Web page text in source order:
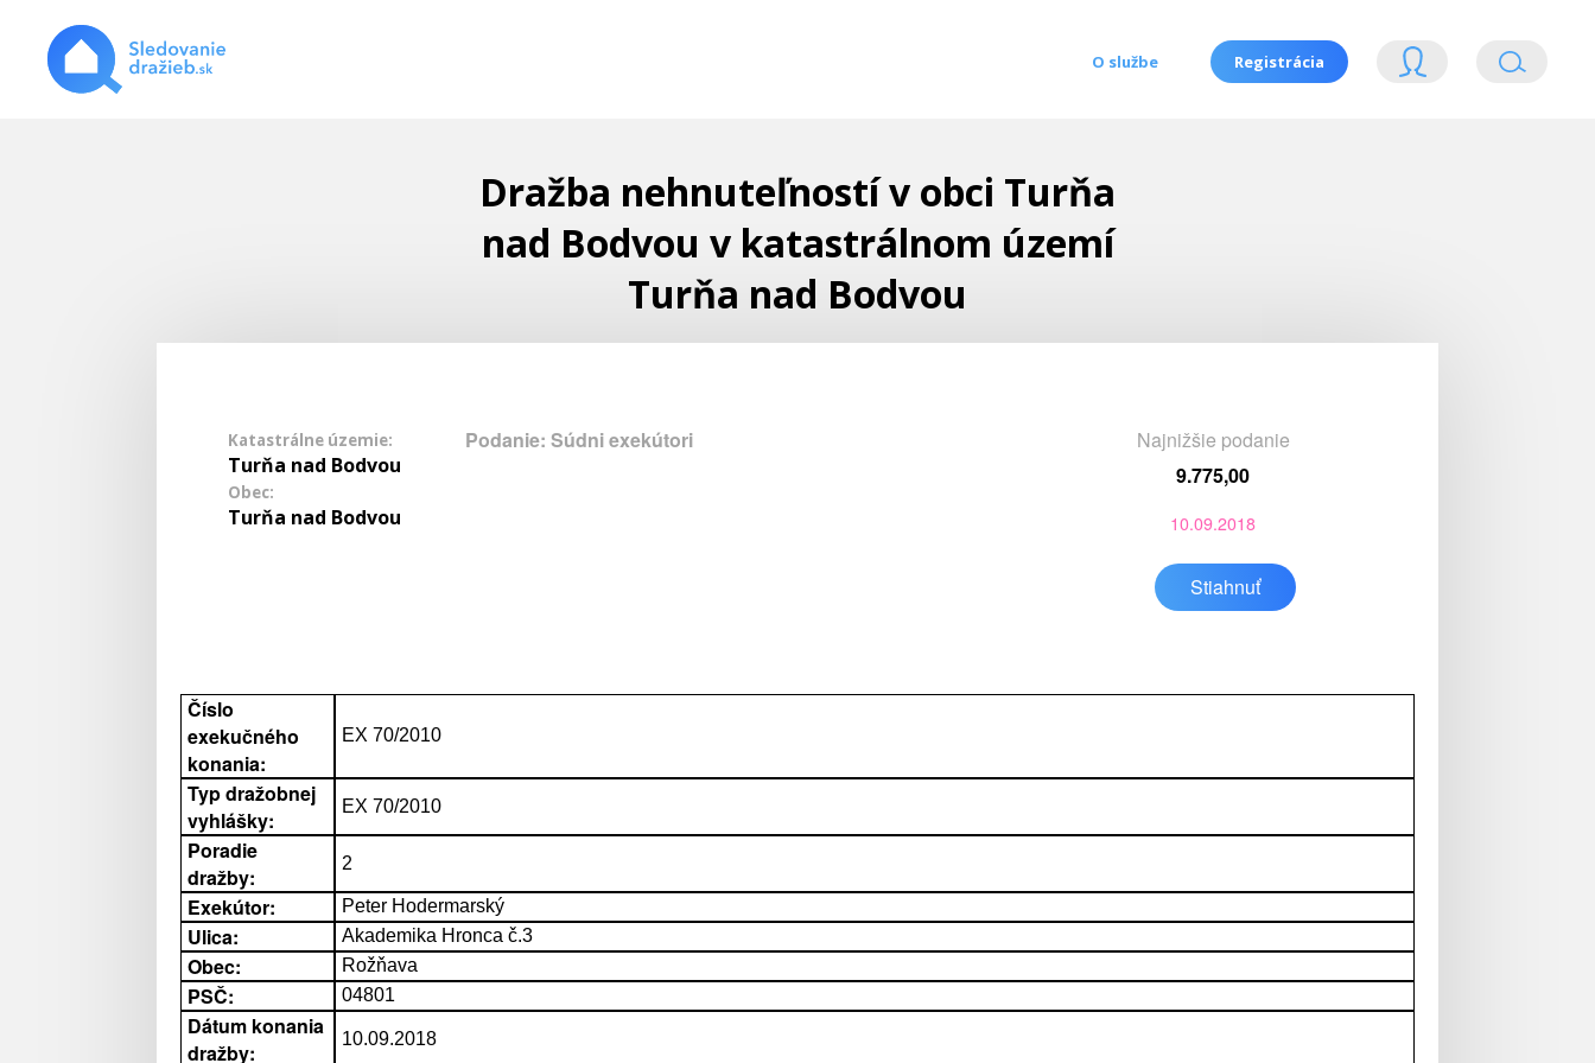
O službe Registrácia
Dražba nehnuteľností v obci Turňa
nad Bodvou v katastrálnom území
Turňa nad Bodvou
Katastrálne územie:
Turňa nad Bodvou
Obec:
Turňa nad Bodvou
Podanie: Súdni exekútori
Najnižšie podanie
9.775,00
10.09.2018
Stiahnuť
Číslo
exekučného
konania:
EX 70/2010
Typ dražobnej
vyhlášky:
EX 70/2010
Poradie
dražby:
2
Exekútor: Peter Hodermarský
Ulica: Akademika Hronca č.3
Obec: Rožňava
PSČ: 04801
Dátum konania
dražby:
10.09.2018